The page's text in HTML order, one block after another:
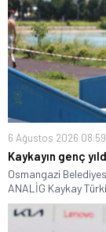
6 Ağustos 2026 08:59
Kaykayın genç
Osmangazi
ANALİG Kaykay